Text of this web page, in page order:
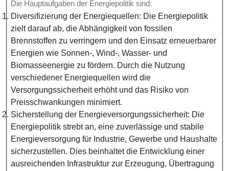
Die Hauptaufgaben der Energiepolitik sind:
Diversifizierung der Energiequellen: Die Energiepolitik
zielt darauf ab, die Abhängigkeit von fossilen
Brennstoffen zu verringern und den Einsatz erneuerbarer
Energien wie Sonnen-, Wind-, Wasser- und
Biomasseenergie zu fördern. Durch die Nutzung
verschiedener Energiequellen wird die
Versorgungssicherheit erhöht und das Risiko von
Preisschwankungen minimiert.
Sicherstellung der Energieversorgungssicherheit: Die
Energiepolitik strebt an, eine zuverlässige und stabile
Energieversorgung für Industrie, Gewerbe und Haushalte
sicherzustellen. Dies beinhaltet die Entwicklung einer
ausreichenden Infrastruktur zur Erzeugung, Übertragung